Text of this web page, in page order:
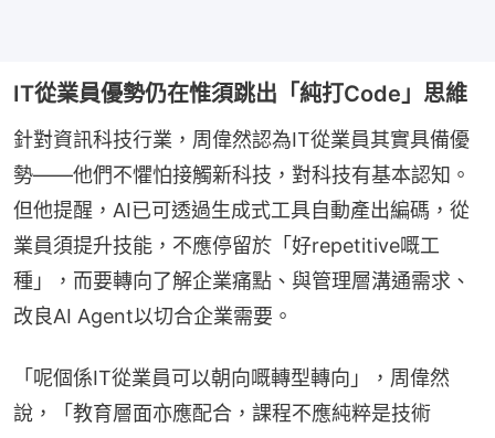
IT從業員優勢仍在惟須跳出「純打Code」思維
針對資訊科技行業，周偉然認為IT從業員其實具備優
勢——他們不懼怕接觸新科技，對科技有基本認知。
但他提醒，AI已可透過生成式工具自動產出編碼，從
業員須提升技能，不應停留於「好repetitive嘅工
種」，而要轉向了解企業痛點、與管理層溝通需求、
改良AI Agent以切合企業需要。
「呢個係IT從業員可以朝向嘅轉型轉向」，周偉然
說，「教育層面亦應配合，課程不應純粹是技術